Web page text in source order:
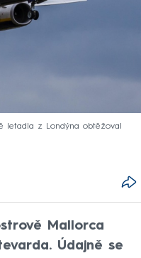
letadla z Londýna obtěžoval
Mallorca
Údajně se